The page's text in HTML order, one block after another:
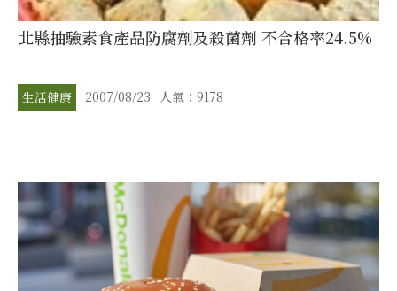
北縣抽驗素食產品防腐劑及殺菌劑 不合格率24.5%
生活健康 2007/08/23 人氣：9178